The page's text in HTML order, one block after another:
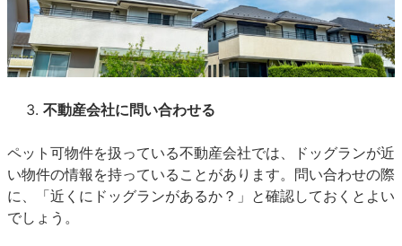
不動産会社に問い合わせる
ペット可物件を扱っている不動産会社では、ドッグランが近
い物件の情報を持っていることがあります。問い合わせの際
に、「近くにドッグランがあるか？」と確認しておくとよい
でしょう。